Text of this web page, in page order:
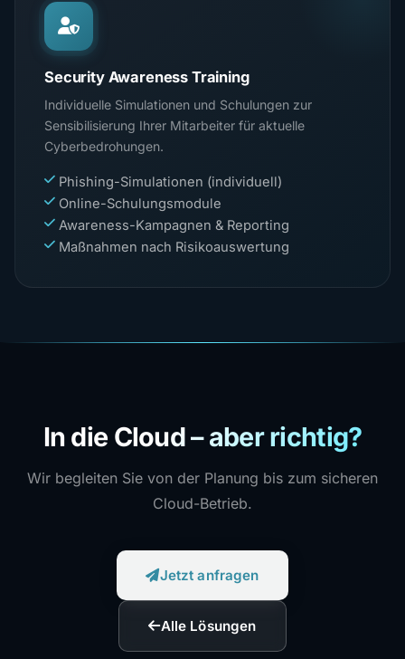
Security Awareness Training
Individuelle Simulationen und Schulungen zur
Sensibilisierung Ihrer Mitarbeiter für aktuelle
Cyberbedrohungen.
Phishing-Simulationen (individuell)
Online-Schulungsmodule
Awareness-Kampagnen & Reporting
Maßnahmen nach Risikoauswertung
In die Cloud – aber richtig?
Wir begleiten Sie von der Planung bis zum sicheren
Cloud-Betrieb.
Jetzt anfragen
Alle Lösungen